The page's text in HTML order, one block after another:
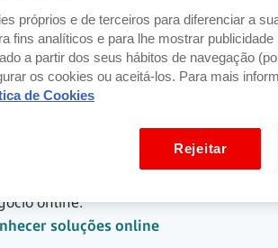
minha loja online
Get Checkoutpodem
online.​
soluções online
próprios e de terceiros para diferenciar a
fins analíticos e para lhe mostrar
a partir dos seus hábitos de navegação
os cookies ou aceitá-los. Para mais
de Cookies
Rejeitar